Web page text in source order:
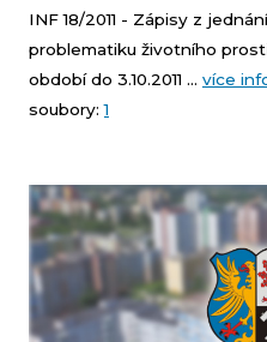
INF 18/2011 - Zápisy z
problematiku životního
období do 3.10.2011 ... více
soubory:1